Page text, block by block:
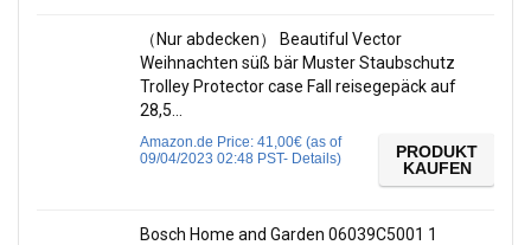
（Nur abdecken） Beautiful Vector
Weihnachten süß bär Muster Staubschutz
Trolley Protector case Fall reisegepäck auf
28,5…
Amazon.de Price: 41,00€ (as of
09/04/2023 02:48 PST- Details)
PRODUKT
KAUFEN
Bosch Home and Garden 06039C5001 1